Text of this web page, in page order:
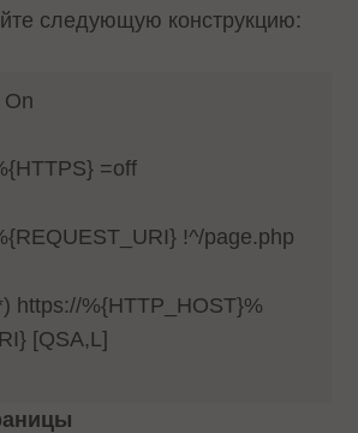
следующую конструкцию:
=off
!^/page.php
https://%{HTTP_HOST}%
[QSA,L]